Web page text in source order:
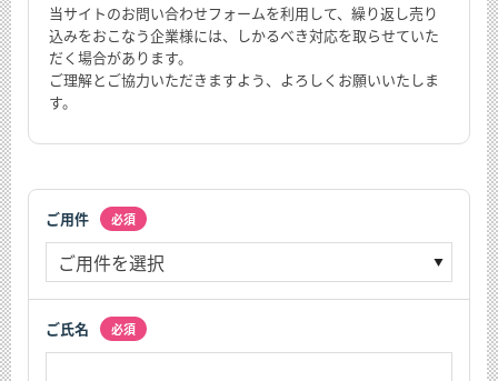
当サイトのお問い合わせフォームを利用して、繰り返し売り
込みをおこなう企業様には、しかるべき対応を取らせていた
だく場合があります。
ご理解とご協力いただきますよう、よろしくお願いいたしま
す。
ご用件 必須
ご氏名 必須